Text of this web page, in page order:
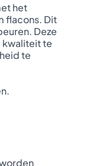
het
flacons. Dit
Deze
kwaliteit te
te